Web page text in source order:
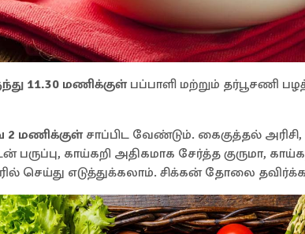
11.30 மணிக்குள் பப்பாளி மற்றும் தர்பூசணி
மணிக்குள் சாப்பிட வேண்டும். கைகுத்தல் அரிசி,
பருப்பு, காய்கறி அதிகமாக சேர்த்த குருமா,
செய்து எடுத்துக்கலாம். சிக்கன் தோலை